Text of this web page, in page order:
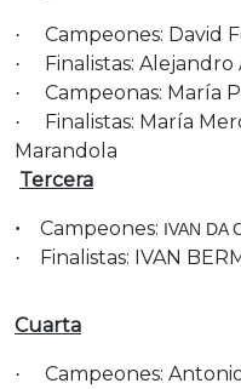
· Campeones: David
· Finalistas:
· Campeonas: María
·
Finalistas: María
Marandola
Tercera
· Campeones: IVAN DA
· Finalistas: IVAN
Cuarta
·
Campeones: